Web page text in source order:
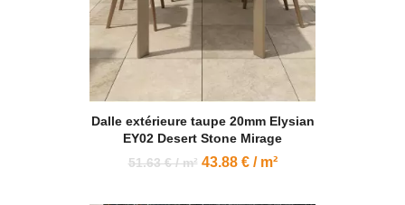
Dalle extérieure taupe 20mm Elysian
EY02 Desert Stone Mirage
51.63 € / m² 43.88 € / m²